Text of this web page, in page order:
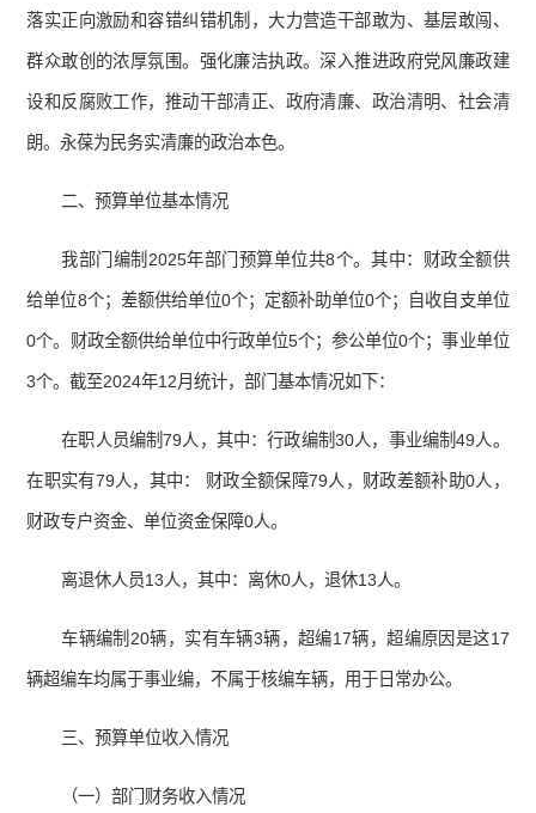
落实正向激励和容错纠错机制，大力营造干部敢为、基层敢闯、
群众敢创的浓厚氛围。强化廉洁执政。深入推进政府党风廉政建
设和反腐败工作，推动干部清正、政府清廉、政治清明、社会清
朗。永葆为民务实清廉的政治本色。
二、预算单位基本情况
我部门编制2025年部门预算单位共8个。其中：财政全额供
给单位8个；差额供给单位0个；定额补助单位0个；自收自支单位
0个。财政全额供给单位中行政单位5个；参公单位0个；事业单位
3个。截至2024年12月统计，部门基本情况如下：
在职人员编制79人，其中：行政编制30人，事业编制49人。
在职实有79人，其中： 财政全额保障79人，财政差额补助0人，
财政专户资金、单位资金保障0人。
离退休人员13人，其中：离休0人，退休13人。
车辆编制20辆，实有车辆3辆，超编17辆，超编原因是这17
辆超编车均属于事业编，不属于核编车辆，用于日常办公。
三、预算单位收入情况
（一）部门财务收入情况